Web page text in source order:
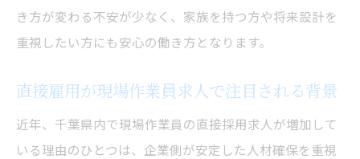
き方が変わる不安が少なく、家族を持つ方や将来設計を
重視したい方にも安心の働き方となります。
直接雇用が現場作業員求人で注目される背景
近年、千葉県内で現場作業員の直接採用求人が増加して
いる理由のひとつは、企業側が安定した人材確保を重視